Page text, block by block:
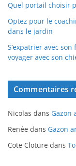
Quel portail choisir
Optez pour le
dans le jardin
S’expatrier avec
voyager avec son
Commentaires
Nicolas dans Gazon
Renée dans Gazon
Cote Cloture dans